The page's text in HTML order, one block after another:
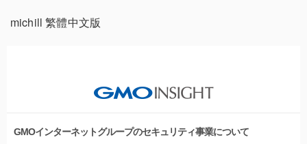
michill 繁體中文版
GMOインターネットグループのセキュリティ事業について